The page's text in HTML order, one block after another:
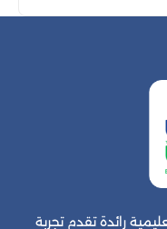
رائدة تقدم تجربة